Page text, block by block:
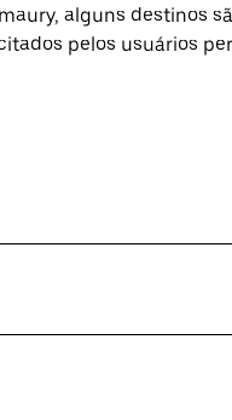
alguns destinos
pelos usuários